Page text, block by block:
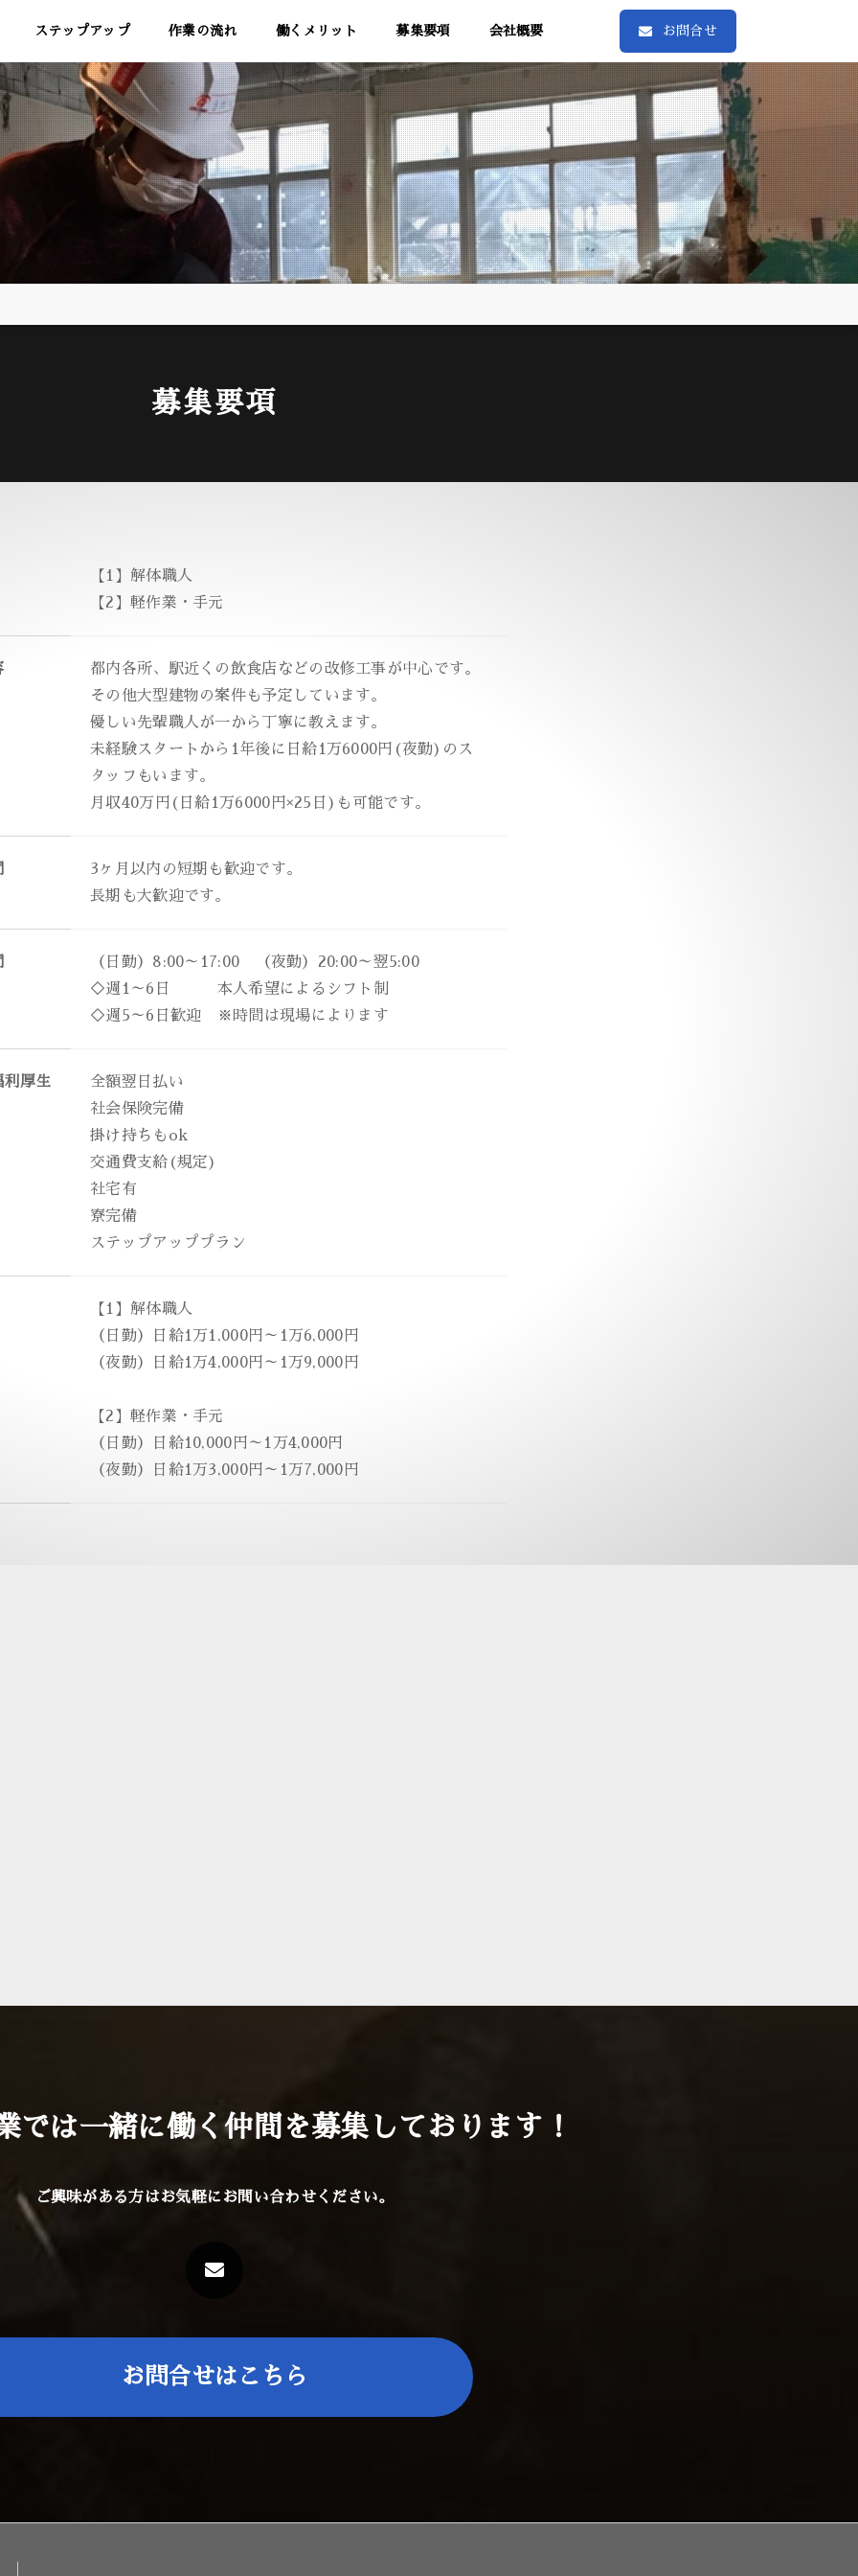
ステップアップ 作業の流れ 働くメリット 募集要項 会社概要 お問合せ
募集要項
【1】解体職人
【2】軽作業・手元
都内各所、駅近くの飲食店などの改修工事が中心です。
その他大型建物の案件も予定しています。
優しい先輩職人が一から丁寧に教えます。
未経験スタートから1年後に日給1万6000円(夜勤)のス
タッフもいます。
月収40万円(日給1万6000円×25日)も可能です。
3ヶ月以内の短期も歓迎です。
長期も大歓迎です。
（日勤）8:00～17:00 （夜勤）20:00～翌5:00
◇週1～6日 本人希望によるシフト制
◇週5～6日歓迎 ※時間は現場によります
利厚生
全額翌日払い
社会保険完備
掛け持ちもok
交通費支給(規定)
社宅有
寮完備
ステップアッププラン
【1】解体職人
（日勤）日給1万1,000円～1万6,000円
（夜勤）日給1万4,000円～1万9,000円
【2】軽作業・手元
（日勤）日給10,000円～1万4,000円
（夜勤）日給1万3,000円～1万7,000円
は一緒に働く仲間を募集しております！
ご興味がある方はお気軽にお問い合わせください。
お問合せはこちら